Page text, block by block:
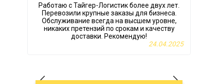
Работаю с Тайгер-Логистик более двух лет.
Перевозили крупные заказы для бизнеса.
Обслуживание всегда на высшем уровне,
никаких претензий по срокам и качеству
доставки. Рекомендую!
24.04.2025